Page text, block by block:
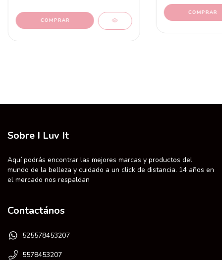
Sobre I Luv It
Aquí podrás encontrar las mejores marcas y productos del
mundo de la belleza y cuidado a un click de distancia. 14 años en
el mercado nos respaldan
Contactános
525578453207
5578453207